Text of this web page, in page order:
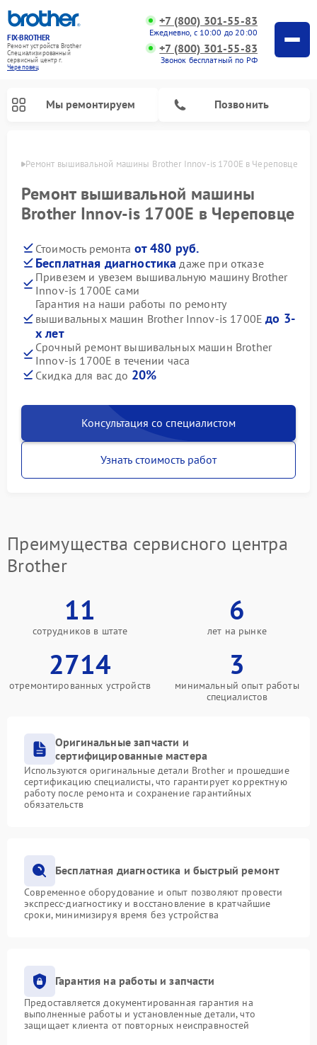
FIX-BROTHER
Ремонт устройств Brother
Специализированный
cервисный центр г.
Череповец
+7 (800) 301-55-83
Ежедневно, с 10:00 до 20:00
+7 (800) 301-55-83
Звонок бесплатный по РФ
Мы ремонтируем Позвонить
Ремонт вышивальной машины Brother Innov-is 1700E в Череповце
Ремонт вышивальной машины
Brother Innov-is 1700E в Череповце
Стоимость ремонта от 480 руб.
Бесплатная диагностика даже при отказе
Привезем и увезем вышивальную машину Brother
Innov-is 1700E сами
Гарантия на наши работы по ремонту
вышивальных машин Brother Innov-is 1700Eдо 3-
х лет
Срочный ремонт вышивальных машин Brother
Innov-is 1700E в течении часа
Скидка для вас до 20%
Консультация со специалистом
Узнать стоимость работ
Преимущества сервисного центра
Brother
11
сотрудников в штате
6
лет на рынке
2714
отремонтированных устройств
3
минимальный опыт работы
специалистов
Оригинальные запчасти и
сертифицированные мастера
Используются оригинальные детали Brother и прошедшие
сертификацию специалисты, что гарантирует корректную
работу после ремонта и сохранение гарантийных
обязательств
Бесплатная диагностика и быстрый ремонт
Современное оборудование и опыт позволяют провести
экспресс-диагностику и восстановление в кратчайшие
сроки, минимизируя время без устройства
Гарантия на работы и запчасти
Предоставляется документированная гарантия на
выполненные работы и установленные детали, что
защищает клиента от повторных неисправностей